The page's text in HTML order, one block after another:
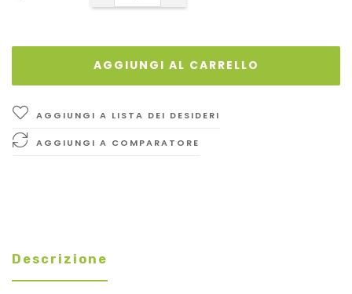
AGGIUNGI AL CARRELLO
AGGIUNGI A LISTA DEI DESIDERI
AGGIUNGI A COMPARATORE
Descrizione